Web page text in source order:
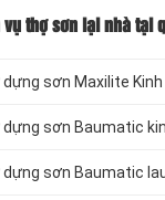
thợ sơn lại nhà tại
sơn Maxilite
sơn Baumatic
sơn Baumatic